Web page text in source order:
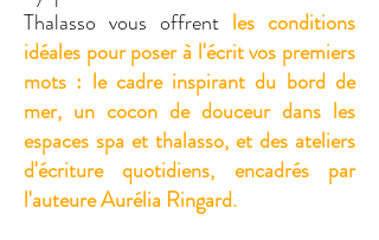
Thalasso vous offrent les conditions
idéales pour poser à l'écrit vos premiers
mots : le cadre inspirant du bord de
mer, un cocon de douceur dans les
espaces spa et thalasso, et des ateliers
d'écriture quotidiens, encadrés par
l'auteure Aurélia Ringard.